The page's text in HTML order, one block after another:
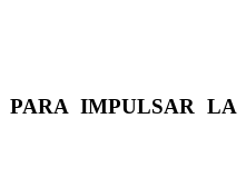
PARA IMPULSAR LA